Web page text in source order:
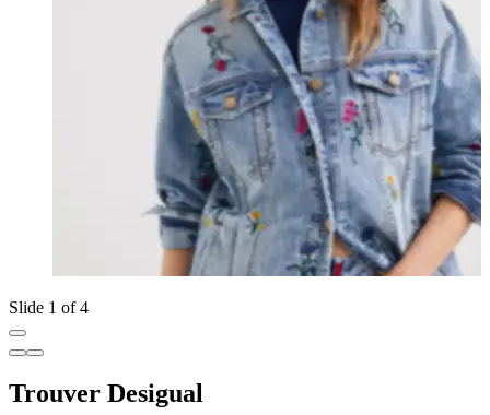
Slide 1 of 4
Trouver Desigual